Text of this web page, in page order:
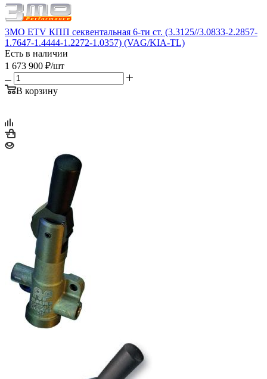
3MO ETV КПП секвентальная 6-ти ст. (3.3125//3.0833-2.2857-
1.7647-1.4444-1.2272-1.0357) (VAG/KIA-TL)
Есть в наличии
1 673 900 ₽/шт
В корзину